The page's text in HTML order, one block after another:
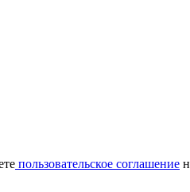
пользовательское соглашение